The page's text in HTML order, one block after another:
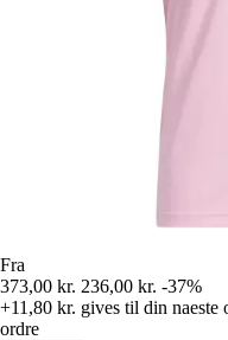
Fra
373,00 kr. 236,00 kr. -37%
+11,80 kr. gives til din naeste
ordre